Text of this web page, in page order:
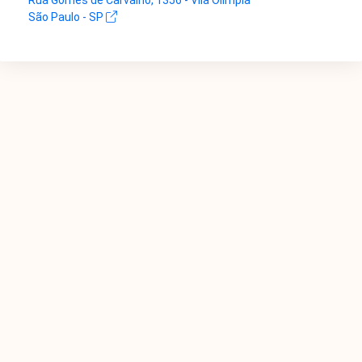
São Paulo - SP